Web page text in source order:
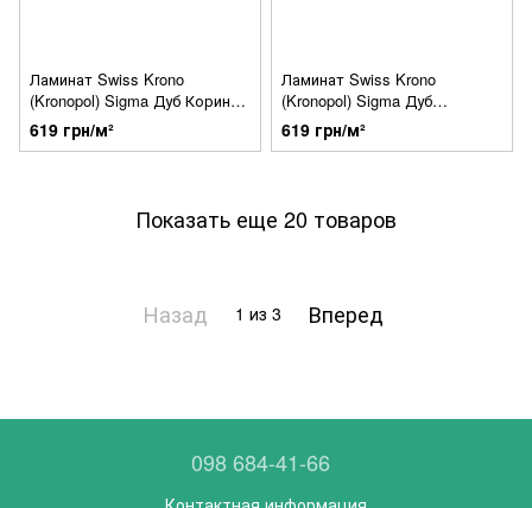
Ламинат Swiss Krono
(Kronopol) Sigma Дуб Корин
5379
619 грн/м²
Ламинат Swiss Krono
(Kronopol) Sigma Дуб
Андромеда 5380
619 грн/м²
Показать еще 20 товаров
Назад 1 из 3 Вперед
098 684-41-66